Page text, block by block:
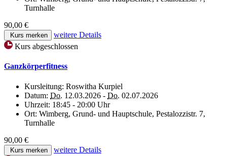
Turnhalle
90,00 €
Kurs merken
weitere Details
Kurs abgeschlossen
Ganzkörperfitness
Kursleitung: Roswitha Kurpiel
Datum: Do. 12.03.2026 - Do. 02.07.2026
Uhrzeit: 18:45 - 20:00 Uhr
Ort: Wimberg, Grund- und Hauptschule, Pestalozzistr. 7,
Turnhalle
90,00 €
Kurs merken
weitere Details